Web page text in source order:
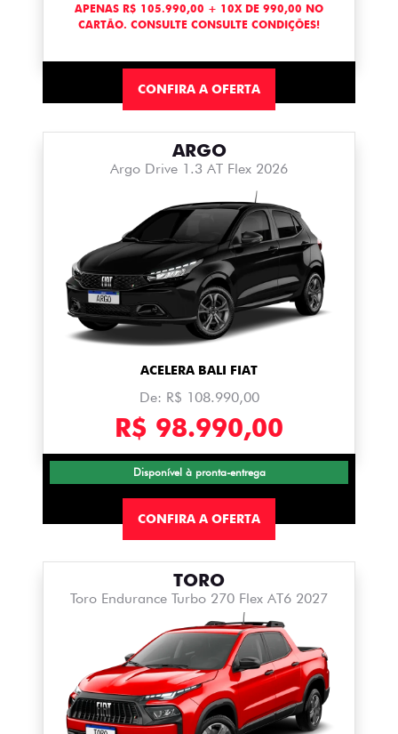
APENAS R$ 105.990,00 + 10X DE 990,00 NO
CARTÃO. CONSULTE CONSULTE CONDIÇÕES!
CONFIRA A OFERTA
ARGO
Argo Drive 1.3 AT Flex 2026
ACELERA BALI FIAT
De: R$ 108.990,00
R$ 98.990,00
Disponível à pronta-entrega
CONFIRA A OFERTA
TORO
Toro Endurance Turbo 270 Flex AT6 2027